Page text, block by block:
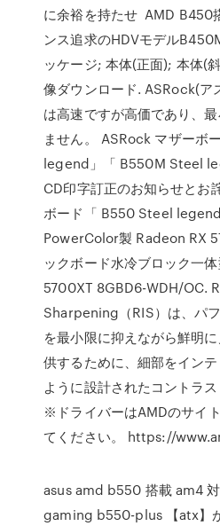
に余裕を持たせ AMD B450
ンス追求のHDVモデル
ッケージ; 本体(正面); 本体(
像ダウンロード. ASRock(ア
は高速ですが高価であり、
ません。 ASRock マザーボ
legend」「 B550M Steel
CD印字訂正のお知らせとお
ボード「 B550 Steel
PowerColor製 Radeon RX
ックボード水冷ブロック一
5700XT 8GBD6-WDH/OC.
Sharpening（RIS）は、パ
を最小限に抑えながら鮮明
供するために、細部をイン
ように設計されたコントラ
※ドライバーはAMDのサイ
てください。 https://
asus amd b550 搭載 am4
gaming b550-plus 【atx】